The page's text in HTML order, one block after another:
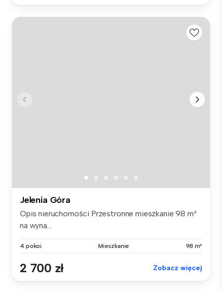
Jelenia Góra
Opis nieruchomości Przestronne mieszkanie 98 m²
na wyna...
4 pokoi Mieszkanie 98 m²
2 700 zł Zobacz więcej